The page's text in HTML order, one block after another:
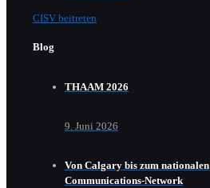
CISV beitreten
Blog
THAAM 2026
9. Juni 2026
Von Calgary bis zum nationalen
Communications-Network